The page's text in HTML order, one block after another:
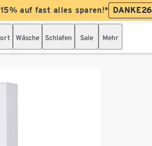
auf fast alles sparen!* DANKE26
Wäsche Schlafen Sale Mehr